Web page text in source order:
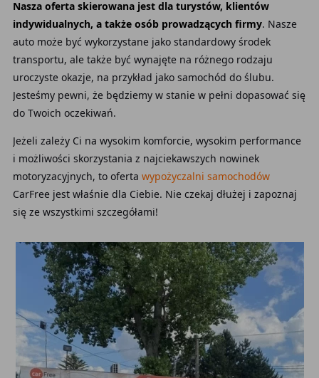
Nasza oferta skierowana jest dla turystów, klientów
indywidualnych, a także osób prowadzących firmy. Nasze
auto może być wykorzystane jako standardowy środek
transportu, ale także być wynajęte na różnego rodzaju
uroczyste okazje, na przykład jako samochód do ślubu.
Jesteśmy pewni, że będziemy w stanie w pełni dopasować się
do Twoich oczekiwań.
Jeżeli zależy Ci na wysokim komforcie, wysokim performance
i możliwości skorzystania z najciekawszych nowinek
motoryzacyjnych, to oferta wypożyczalni samochodów
CarFree jest właśnie dla Ciebie. Nie czekaj dłużej i zapoznaj
się ze wszystkimi szczegółami!